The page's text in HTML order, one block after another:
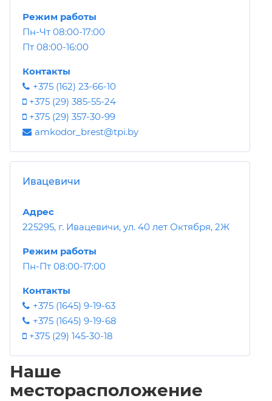
Режим работы
Пн-Чт 08:00-17:00
Пт 08:00-16:00
Контакты
+375 (162) 23-66-10
+375 (29) 385-55-24
+375 (29) 357-30-99
amkodor_brest@tpi.by
Ивацевичи
Адрес
225295, г. Ивацевичи, ул. 40 лет Октября, 2Ж
Режим работы
Пн-Пт 08:00-17:00
Контакты
+375 (1645) 9-19-63
+375 (1645) 9-19-68
+375 (29) 145-30-18
Наше
месторасположение